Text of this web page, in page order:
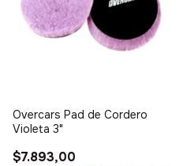
Overcars Pad de Cordero
Violeta 3"
$7.893,00